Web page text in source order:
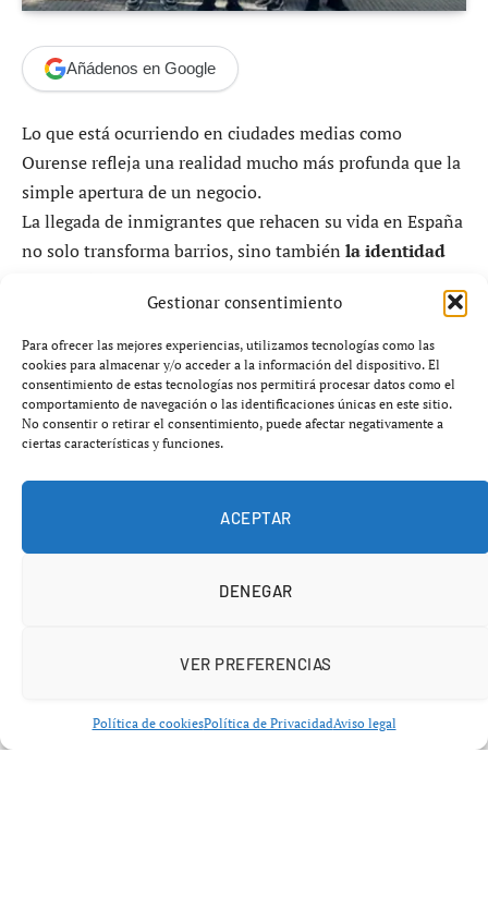
Gestionar consentimiento
Para ofrecer las mejores experiencias, utilizamos tecnologías como las
cookies para almacenar y/o acceder a la información del dispositivo. El
consentimiento de estas tecnologías nos permitirá procesar datos como el
comportamiento de navegación o las identificaciones únicas en este sitio.
No consentir o retirar el consentimiento, puede afectar negativamente a
ciertas características y funciones.
ACEPTAR
DENEGAR
VER PREFERENCIAS
Política de cookiesPolítica de PrivacidadAviso legal
Añádenos en Google
Lo que está ocurriendo en ciudades medias como
Ourense refleja una realidad mucho más profunda que la
simple apertura de un negocio.
La llegada de inmigrantes que rehacen su vida en España
no solo transforma barrios, sino también la identidad
Un ejemplo claro es el de un cocinero venezolano que,
tras huir de su país, ha decidido emprender en Galicia
con un concepto culinario que ya está generando debate.